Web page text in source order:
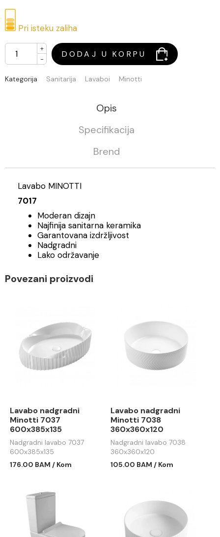
Pri isteku zaliha
+
-
DODAJ U KORPU
Kategorija Sanitarija Lavaboi Minotti
Opis
Specifikacija
Brend
Lavabo MINOTTI
7017
Moderan dizajn
Najfinija sanitarna keramika
Garantovana izdržljivost
Nadgradni
Lako održavanje
Povezani proizvodi
Lavabo nadgradni
Minotti 7037
600x385x135
Nadgradni lavabo 7037
600x385x135
176.00 BAM / Kom
Lavabo nadgradni
Minotti 7038
360x360x120
Nadgradni lavabo 7038
360x360x120
105.00 BAM / Kom